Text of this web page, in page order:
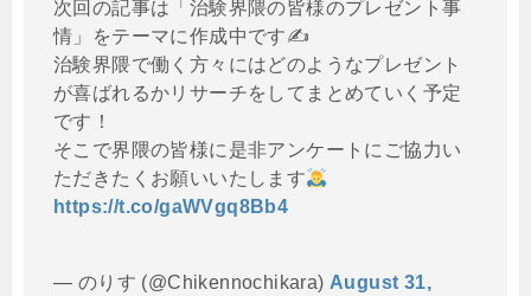
次回の記事は「治験界隈の皆様のプレゼント事
情」をテーマに作成中です✍️
治験界隈で働く方々にはどのようなプレゼント
が喜ばれるかリサーチをしてまとめていく予定
です！
そこで界隈の皆様に是非アンケートにご協力い
ただきたくお願いいたします
https://t.co/gaWVgq8Bb4
— のりす (@Chikennochikara) August 31,